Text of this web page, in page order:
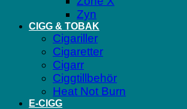
Zyn
CIGG & TOBAK
Cigariller
Cigaretter
Cigarr
Ciggtillbehör
Heat Not Burn
E-CIGG